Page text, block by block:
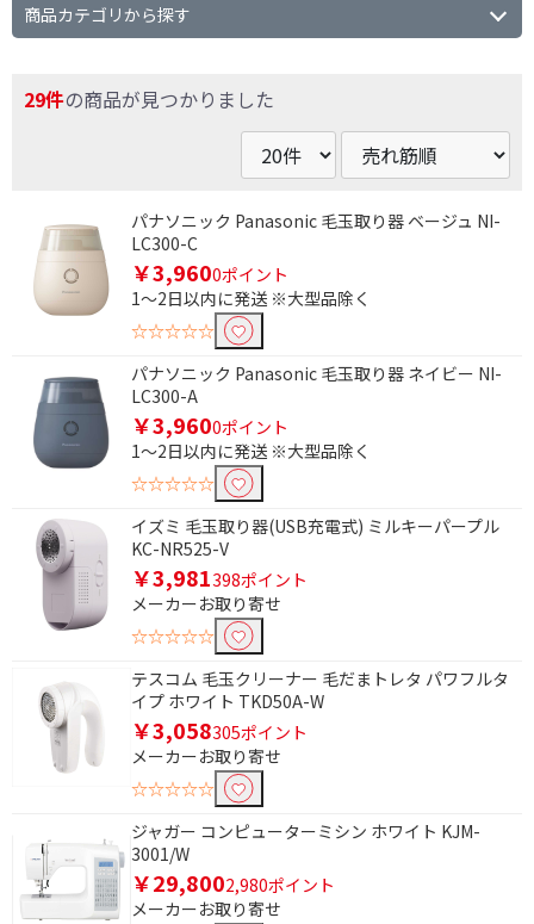
商品カテゴリから探す
29件の商品が見つかりました
パナソニック Panasonic 毛玉取り器 ベージュ NI-
LC300-C
￥3,9600ポイント
1～2日以内に発送 ※大型品除く
☆☆☆☆☆
パナソニック Panasonic 毛玉取り器 ネイビー NI-
LC300-A
￥3,9600ポイント
1～2日以内に発送 ※大型品除く
☆☆☆☆☆
イズミ 毛玉取り器(USB充電式) ミルキーパープル
KC-NR525-V
￥3,981398ポイント
メーカーお取り寄せ
☆☆☆☆☆
テスコム 毛玉クリーナー 毛だまトレタ パワフルタ
イプ ホワイト TKD50A-W
￥3,058305ポイント
メーカーお取り寄せ
☆☆☆☆☆
ジャガー コンピューターミシン ホワイト KJM-
3001/W
￥29,8002,980ポイント
メーカーお取り寄せ